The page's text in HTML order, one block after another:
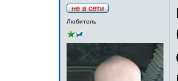
Любитель